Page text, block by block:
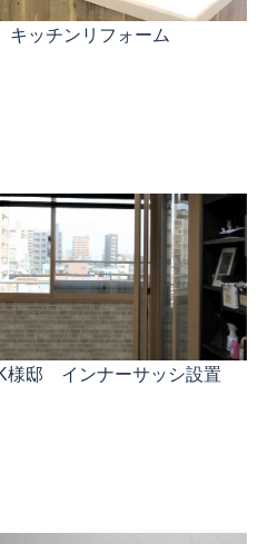
キッチンリフォーム
様邸 インナーサッシ設置